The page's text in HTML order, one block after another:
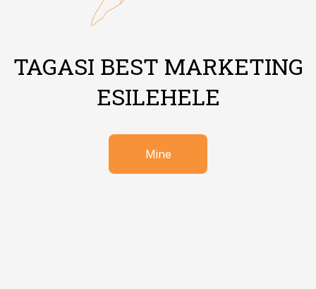
TAGASI BEST MARKETING
ESILEHELE
Mine